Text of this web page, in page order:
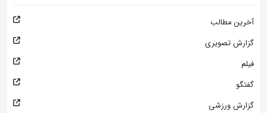
آخرین مطالب
گزارش تصویری
فیلم
گفتگو
گزارش ورزشی